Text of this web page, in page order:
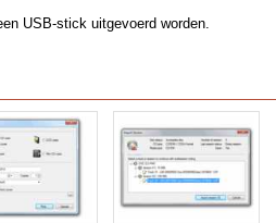
USB-stick uitgevoerd worden.